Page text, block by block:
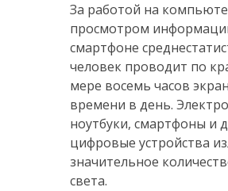
За работой на
просмотром
смартфоне
человек проводит по
мере восемь часов
времени в день.
ноутбуки, смартфоны и
цифровые устройства
значительное
света.